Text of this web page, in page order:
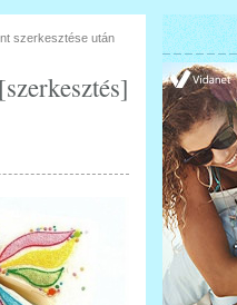
szerkesztése után
[szerkesztés]